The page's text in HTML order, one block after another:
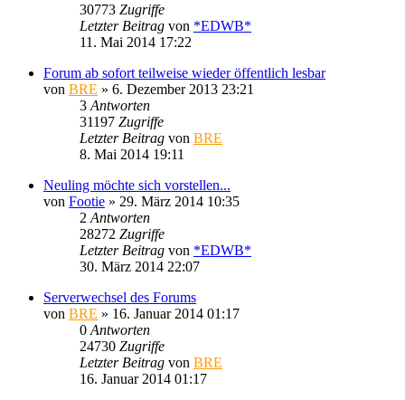
30773 Zugriffe
Letzter Beitrag von *EDWB*
11. Mai 2014 17:22
Forum ab sofort teilweise wieder öffentlich lesbar
von BRE » 6. Dezember 2013 23:21
3 Antworten
31197 Zugriffe
Letzter Beitrag von BRE
8. Mai 2014 19:11
Neuling möchte sich vorstellen...
von Footie » 29. März 2014 10:35
2 Antworten
28272 Zugriffe
Letzter Beitrag von *EDWB*
30. März 2014 22:07
Serverwechsel des Forums
von BRE » 16. Januar 2014 01:17
0 Antworten
24730 Zugriffe
Letzter Beitrag von BRE
16. Januar 2014 01:17